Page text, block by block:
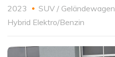
2023
SUV / Geländewagen
Hybrid Elektro/Benzin